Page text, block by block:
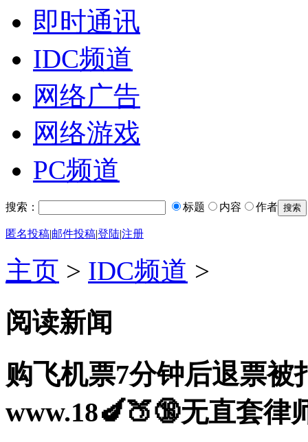
即时通讯
IDC频道
网络广告
网络游戏
PC频道
搜索： 标题 内容 作者
匿名投稿|邮件投稿|登陆|注册
主页 > IDC频道 >
阅读新闻
购飞机票7分钟后退票被
www.18🍆🍑🔞无直套律